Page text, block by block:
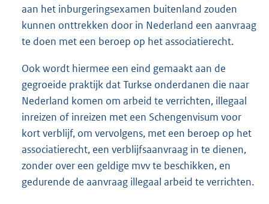
aan het inburgeringsexamen buitenland zouden
kunnen onttrekken door in Nederland een aanvraag
te doen met een beroep op het associatierecht.
Ook wordt hiermee een eind gemaakt aan de
gegroeide praktijk dat Turkse onderdanen die naar
Nederland komen om arbeid te verrichten, illegaal
inreizen of inreizen met een Schengenvisum voor
kort verblijf, om vervolgens, met een beroep op het
associatierecht, een verblijfsaanvraag in te dienen,
zonder over een geldige mvv te beschikken, en
gedurende de aanvraag illegaal arbeid te verrichten.